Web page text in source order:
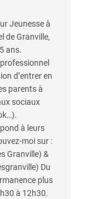
Jeunesse à
de Granville,
ans.
d’entrer en
parents à
sociaux
à leurs
moi sur :
Granville) &
Du
plus
à 12h30.